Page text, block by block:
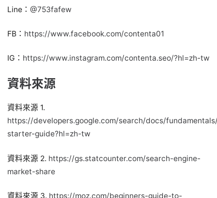
Line： @753fafew
FB： https://www.facebook.com/contenta01
IG： https://www.instagram.com/contenta.seo/?hl=zh-tw
資料來源
資料來源 1.
https://developers.google.com/search/docs/
starter-guide?hl=zh-tw
資料來源 2. https://gs.statcounter.com/search-engine-
market-share
資料來源 3. https://moz.com/beginners-guide-to-